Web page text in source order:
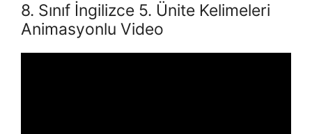
8. Sınıf İngilizce 5. Ünite Kelimeleri
Animasyonlu Video